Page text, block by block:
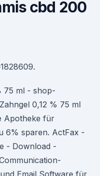
cbd 200
75 ml - shop-
0,12 % 75 ml
Apotheke für
6% sparen. ActFax -
- Download -
Email Software für